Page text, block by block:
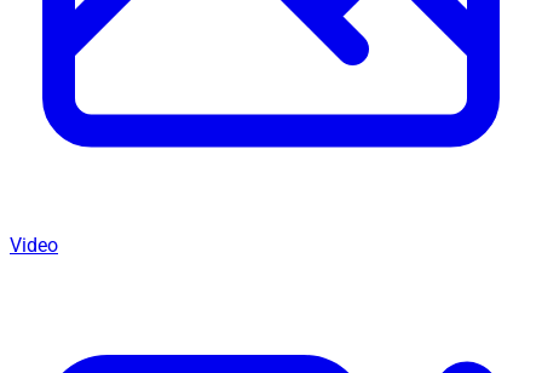
Video